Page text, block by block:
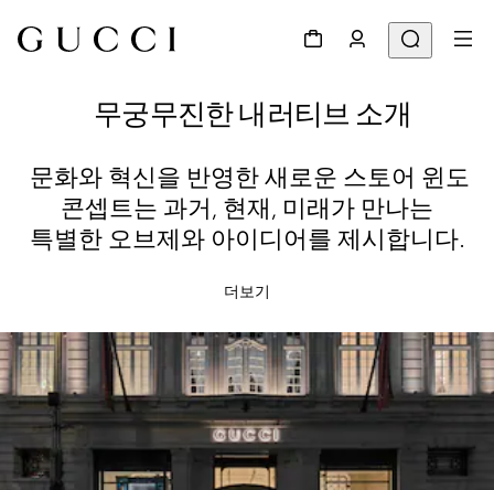
무궁무진한 내러티브 소개
문화와 혁신을 반영한 새로운 스토어 윈도
콘셉트는 과거, 현재, 미래가 만나는
특별한 오브제와 아이디어를 제시합니다.
더보기